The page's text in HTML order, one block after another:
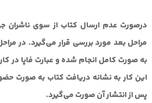
درصورت عدم ارسال کتاب از سوی ناشران
مراحل بعد مورد بررسی قرار می‌گیرد. در
به صورت کامل انجام شده و عبارت فاپا در
این کار به نشانه دریافت کتاب به صورت
پس از انتشار آن صورت می‌گیرد.